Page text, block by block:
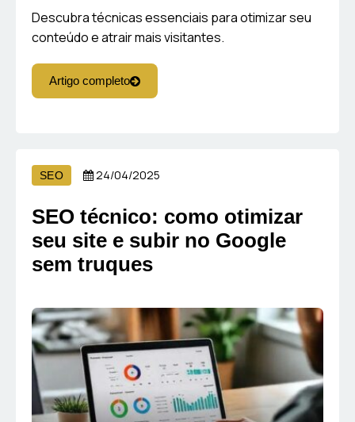
Descubra técnicas essenciais para otimizar seu
conteúdo e atrair mais visitantes.
Artigo completo
SEO 24/04/2025
SEO técnico: como otimizar
seu site e subir no Google
sem truques